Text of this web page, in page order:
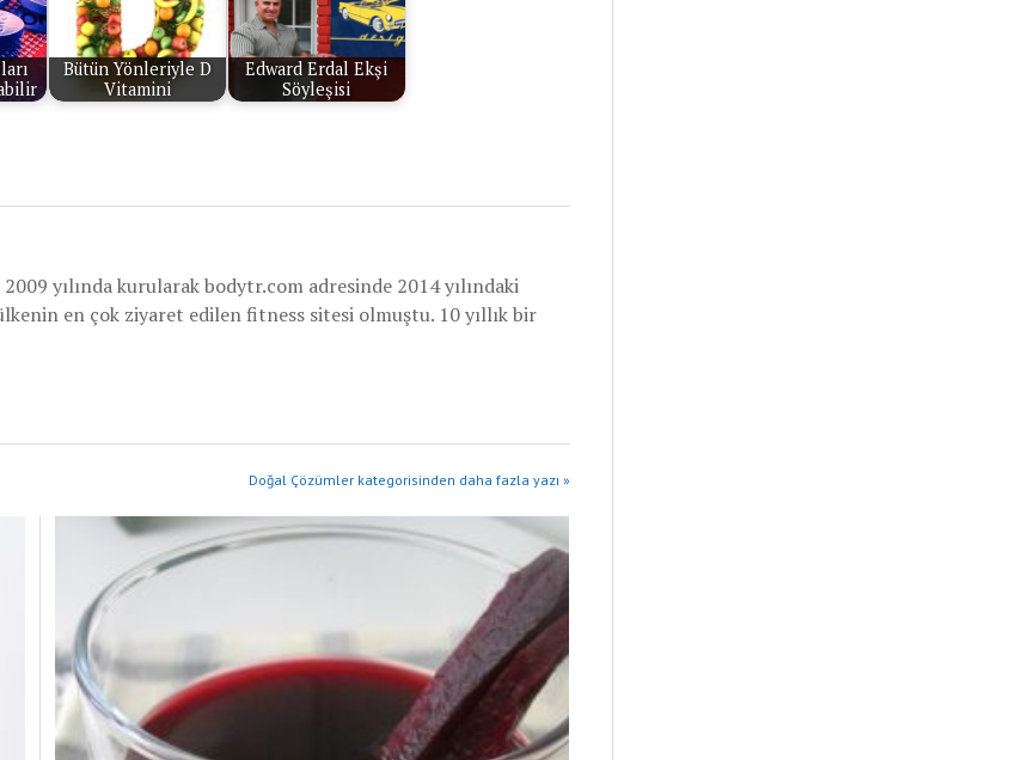
Bütün Yönleriyle D
Vitamini
Edward Erdal Ekşi
Söyleşisi
yılında kurularak bodytr.com adresinde 2014 yılındaki
en çok ziyaret edilen fitness sitesi olmuştu. 10 yıllık bir
Doğal Çözümler kategorisinden daha fazla yazı »